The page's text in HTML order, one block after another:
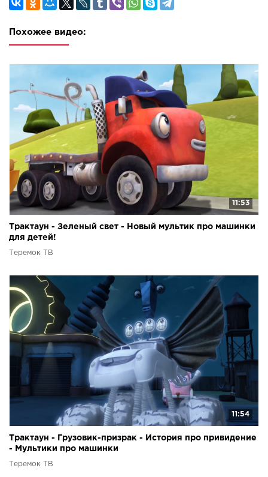
Похожее видео:
11:53
Трактаун - Зеленый свет - Новый мультик про машинки
для детей!
Теремок ТВ
11:54
Трактаун - Грузовик-призрак - История про привидение
- Мультики про машинки
Теремок ТВ